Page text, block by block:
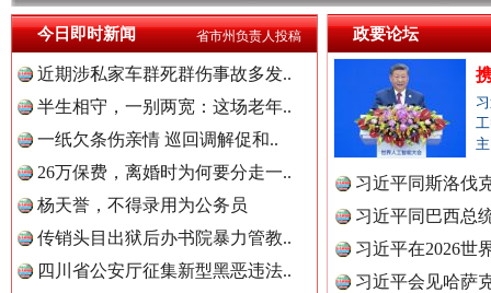
今日即时新闻
近期涉私家车群死群伤事故多发..
半生相守，一别两宽：这场老年..
一纸欠条伤亲情 巡回调解促和..
26万保费，离婚时为何要分走一..
杨天誉，不得录用为公务员
传销头目出狱后办书院暴力管教..
四川省公安厅征集新型黑恶违法..
省市州负责人投稿 政要论坛
习近平同斯洛伐
习近平同巴西总
习近平在2026世
理高级..
习近平会见哈萨